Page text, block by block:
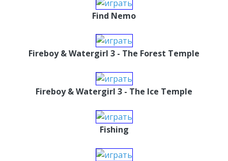
Find Nemo
Fireboy & Watergirl 3 - The Forest Temple
Fireboy & Watergirl 3 - The Ice Temple
Fishing